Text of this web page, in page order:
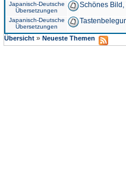
Japanisch-Deutsche
Übersetzungen
Schönes
Japanisch-Deutsche
Übersetzungen
Übersicht » Neueste Themen